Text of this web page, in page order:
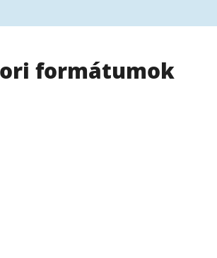
formátumok